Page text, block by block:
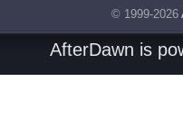
© 1999-2026
AfterDawn is